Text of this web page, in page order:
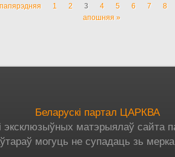
1 2 3 4 5 6 7
8
апошняя »
Беларускі партал ЦАРКВА
эксклюзыўных матэрыялаў сайта
могуць не супадаць зь